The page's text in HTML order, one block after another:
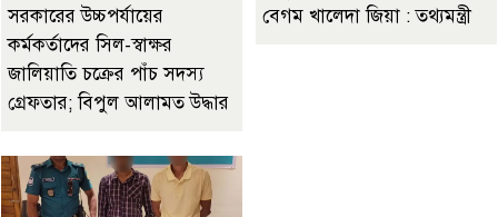
সরকারের উচ্চপর্যায়ের
কর্মকর্তাদের সিল-স্বাক্ষর
জালিয়াতি চক্রের পাঁচ সদস্য
গ্রেফতার; বিপুল আলামত উদ্ধার
বেগম খালেদা জিয়া : তথ্যমন্ত্রী